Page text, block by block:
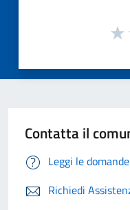
Contatta il
Leggi le
Richiedi